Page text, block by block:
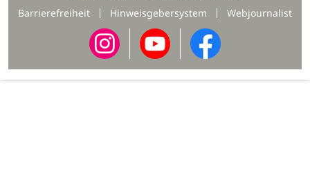
Barrierefreiheit
Hinweisgebersystem Webjournalist